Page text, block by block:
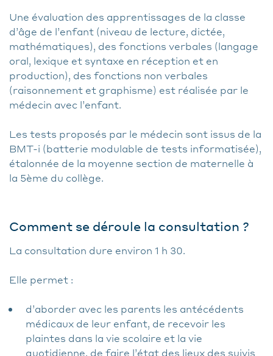
Une évaluation des apprentissages de la classe
d’âge de l’enfant (niveau de lecture, dictée,
mathématiques), des fonctions verbales (langage
oral, lexique et syntaxe en réception et en
production), des fonctions non verbales
(raisonnement et graphisme) est réalisée par le
médecin avec l’enfant.
Les tests proposés par le médecin sont issus de la
BMT-i (batterie modulable de tests informatisée),
étalonnée de la moyenne section de maternelle à
la 5ème du collège.
Comment se déroule la consultation ?
La consultation dure environ 1 h 30.
Elle permet :
d’aborder avec les parents les antécédents
médicaux de leur enfant, de recevoir les
plaintes dans la vie scolaire et la vie
quotidienne, de faire l’état des lieux des suivis